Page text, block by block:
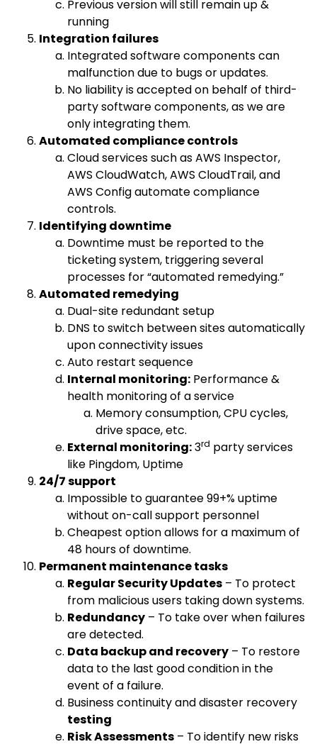
Previous version will still remain up &
running
Integration failures
Integrated software components can
malfunction due to bugs or updates.
No liability is accepted on behalf of third-
party software components, as we are
only integrating them.
Automated compliance controls
Cloud services such asAWS Inspector,
AWS CloudWatch,AWS CloudTrail, and
AWS Configautomate compliance
controls.
Identifying downtime
Downtime must be reported to the
ticketing system, triggering several
processes for “automated remedying.”
Automated remedying
Dual-site redundant setup
DNS to switch between sites automatically
upon connectivity issues
Auto restart sequence
Internal monitoring: Performance &
health monitoring of a service
Memory consumption, CPU cycles,
drive space, etc.
External monitoring:3rd party services
like Pingdom, Uptime
24/7 support
Impossible to guarantee 99+% uptime
without on-call support personnel
Cheapest option allows for a maximum of
48 hours of downtime.
Permanent maintenance tasks
Regular Security Updates – To protect
from malicious users taking down systems.
Redundancy – To take over when failures
are detected.
Data backup and recovery – To restore
data to the last good condition in the
event of a failure.
Business continuity and disaster recovery
testing
Risk Assessments – To identify new risks